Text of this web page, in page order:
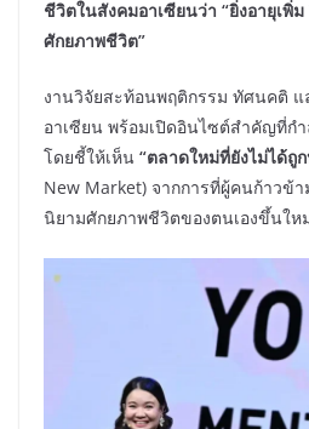
ชีวิตในสังคมอาเซียนว่า “ยิ่งอายุเพิ่
ศักยภาพชีวิต”
งานวิจัยสะท้อนพฤติกรรม ทัศนคติ
อาเซียน พร้อมเปิดอินไซต์สำคัญที่ก
โดยชี้ให้เห็น “ตลาดใหม่ที่ยังไม่ได้ถู
New Market) จากการที่ผู้คนก้าวข้
นิยามศักยภาพชีวิตของตนเองขึ้นให